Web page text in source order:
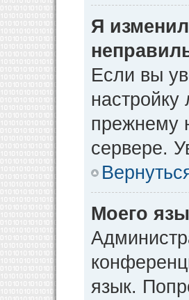
Я
Если вы
прежнему
сервере.
Моего
язык.